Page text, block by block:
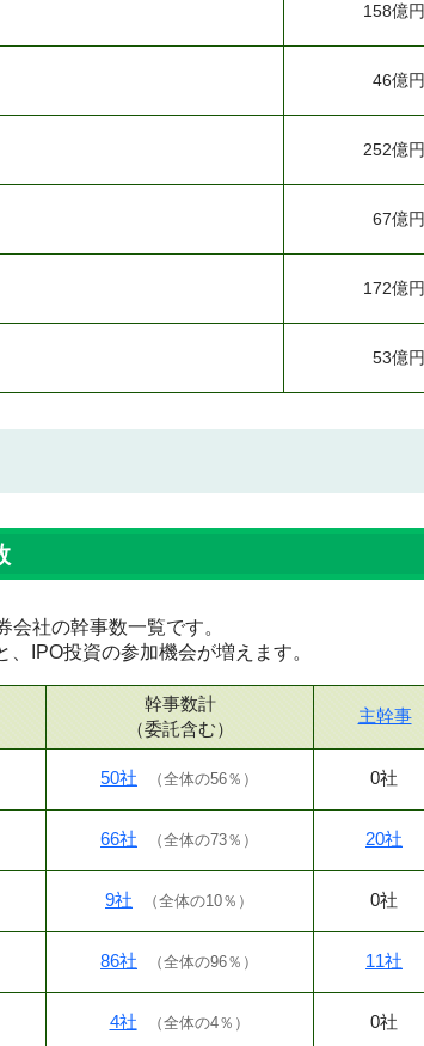
158億円
46億円
252億円
67億円
172億円
53億円
社の幹事数一覧です。
IPO投資の参加機会が増えます。
幹事数計
（委託含む）
主幹事
50社 （全体の56％ ） 0社
66社 （全体の73％ ） 20社
9社 （全体の10％ ） 0社
86社 （全体の96％ ） 11社
4社 （全体の4％ ） 0社